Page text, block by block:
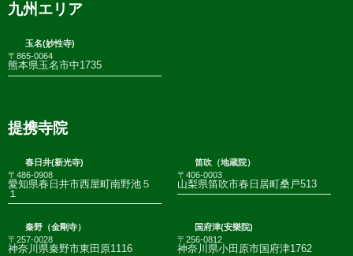
九州エリア
玉名(妙性寺)
〒865-0064
熊本県玉名市中1735
提携寺院
春日井(新光寺)
〒486-0908
愛知県春日井市西屋町南野池５
１
笛吹（地蔵院）
〒406-0003
山梨県笛吹市春日居町桑戸513
秦野（金剛寺）
〒257-0028
神奈川県秦野市東田原1116
国府津(安樂院)
〒256-0812
神奈川県小田原市国府津1762